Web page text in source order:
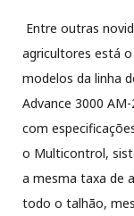
Entre outras
agricultores está o
modelos da linha
Advance 3000
com
o Multicontrol,
a mesma taxa de
todo o talhão,